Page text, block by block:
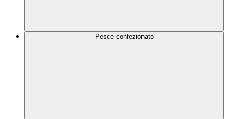
Pesce confezionato